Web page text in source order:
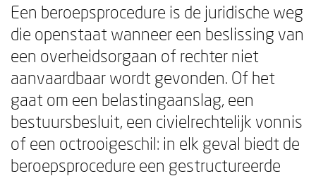
Een beroepsprocedure is de juridische weg
die openstaat wanneer een beslissing van
een overheidsorgaan of rechter niet
aanvaardbaar wordt gevonden. Of het
gaat om een belastingaanslag, een
bestuursbesluit, een civielrechtelijk vonnis
of een octrooigeschil: in elk geval biedt de
beroepsprocedure een gestructureerde